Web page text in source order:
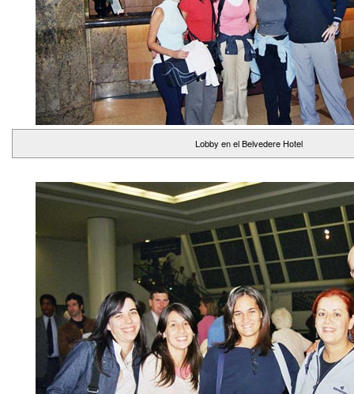
Lobby en el Belvedere Hotel